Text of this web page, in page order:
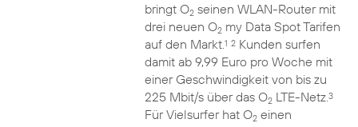
bringt O2seinen WLAN-Router mit
drei neuen O2my Data Spot Tarifen
auf den Markt.1 2Kunden surfen
damit ab 9,99 Euro pro Woche mit
einer Geschwindigkeit von bis zu
225 Mbit/s über das O2LTE-Netz.3
Für Vielsurfer hat O2einen